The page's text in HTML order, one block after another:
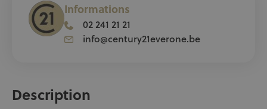
Informations
02 241 21 21
info@century21everone.be
Description